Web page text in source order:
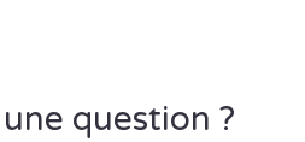
question ?